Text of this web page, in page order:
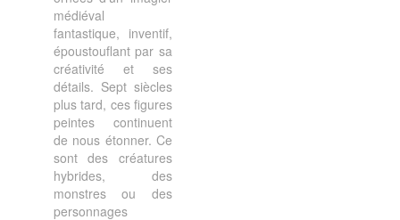
médiéval
fantastique, inventif,
époustouflant par sa
créativité et ses
détails. Sept siècles
plus tard, ces figures
peintes continuent
de nous étonner. Ce
sont des créatures
hybrides, des
monstres ou des
personnages